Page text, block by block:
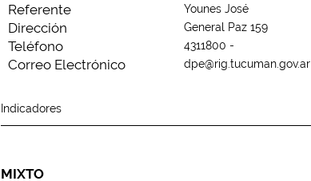
Referente Younes José
Dirección General Paz 159
Teléfono 4311800 -
Correo Electrónico dpe@rig.tucuman.gov.ar
Indicadores
MIXTO